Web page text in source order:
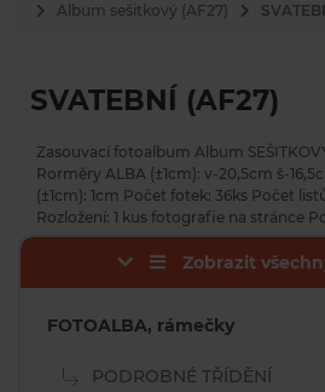
Album sešitkový (AF27)
SVATEBNÍ (AF27)
Zasouvací fotoalbum Album
Rorměry ALBA (±1cm): v-20,5cm š-
(±1cm): 1cm Počet fotek: 36ks Počet
Rozložení: 1 kus fotografie na stránce
Zobrazit
FOTOALBA, rámečky
PODROBNÉ TŘÍDĚNÍ